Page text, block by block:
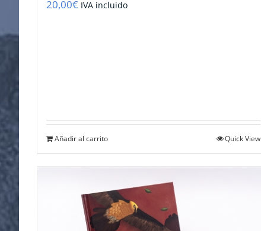
20,00€ IVA incluido
Añadir al carrito Quick View